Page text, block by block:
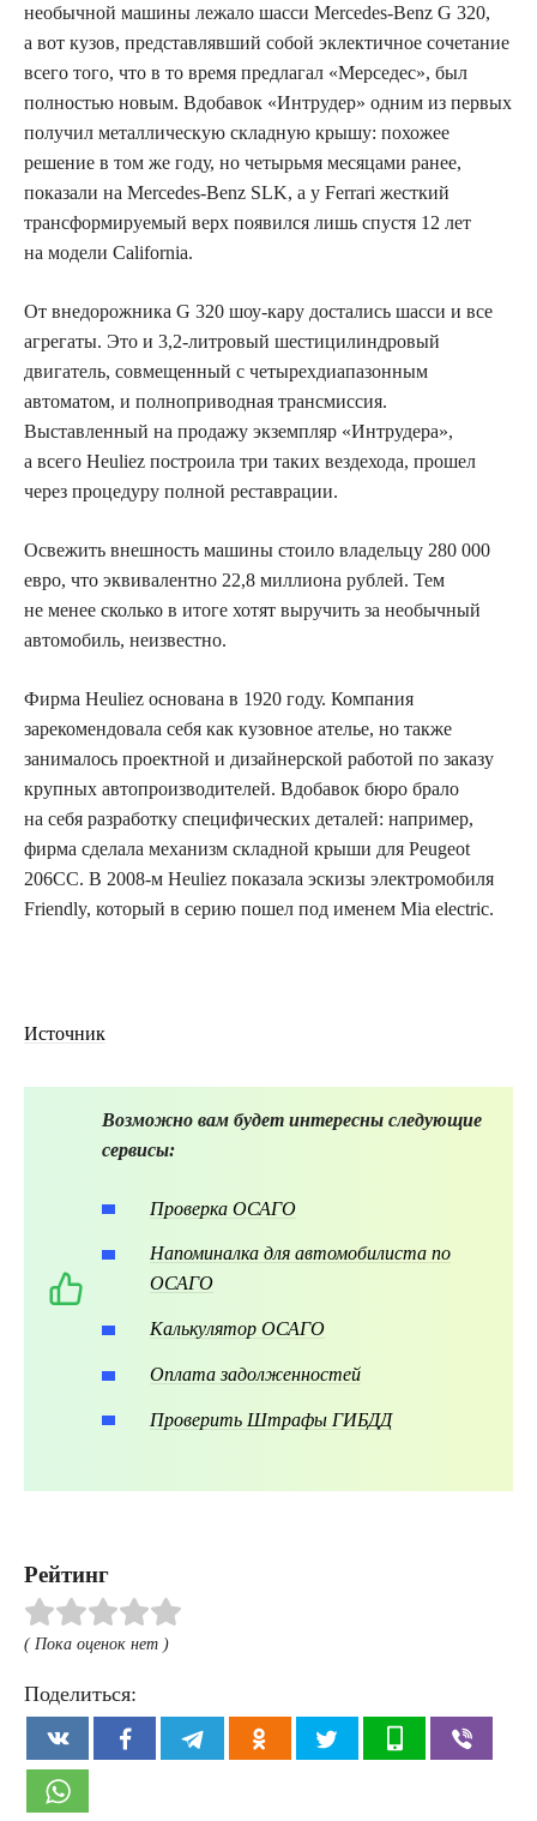
необычной машины лежало шасси Mercedes-Benz G 320,
а вот кузов, представлявший собой эклектичное сочетание
всего того, что в то время предлагал «Мерседес», был
полностью новым. Вдобавок «Интрудер» одним из первых
получил металлическую складную крышу: похожее
решение в том же году, но четырьмя месяцами ранее,
показали на Mercedes-Benz SLK, а у Ferrari жесткий
трансформируемый верх появился лишь спустя 12 лет
на модели California.
От внедорожника G 320 шоу-кару достались шасси и все
агрегаты. Это и 3,2-литровый шестицилиндровый
двигатель, совмещенный с четырехдиапазонным
автоматом, и полноприводная трансмиссия.
Выставленный на продажу экземпляр «Интрудера»,
а всего Heuliez построила три таких вездехода, прошел
через процедуру полной реставрации.
Освежить внешность машины стоило владельцу 280 000
евро, что эквивалентно 22,8 миллиона рублей. Тем
не менее сколько в итоге хотят выручить за необычный
автомобиль, неизвестно.
Фирма Heuliez основана в 1920 году. Компания
зарекомендовала себя как кузовное ателье, но также
занималось проектной и дизайнерской работой по заказу
крупных автопроизводителей. Вдобавок бюро брало
на себя разработку специфических деталей: например,
фирма сделала механизм складной крыши для Peugeot
206CC. В 2008-м Heuliez показала эскизы электромобиля
Friendly, который в серию пошел под именем Mia electriс.
Источник
Возможно вам будет интересны следующие
сервисы:
Проверка ОСАГО
Напоминалка для автомобилиста по
ОСАГО
Калькулятор ОСАГО
Оплата задолженностей
Проверить Штрафы ГИБДД
Рейтинг
( Пока оценок нет )
Поделиться: